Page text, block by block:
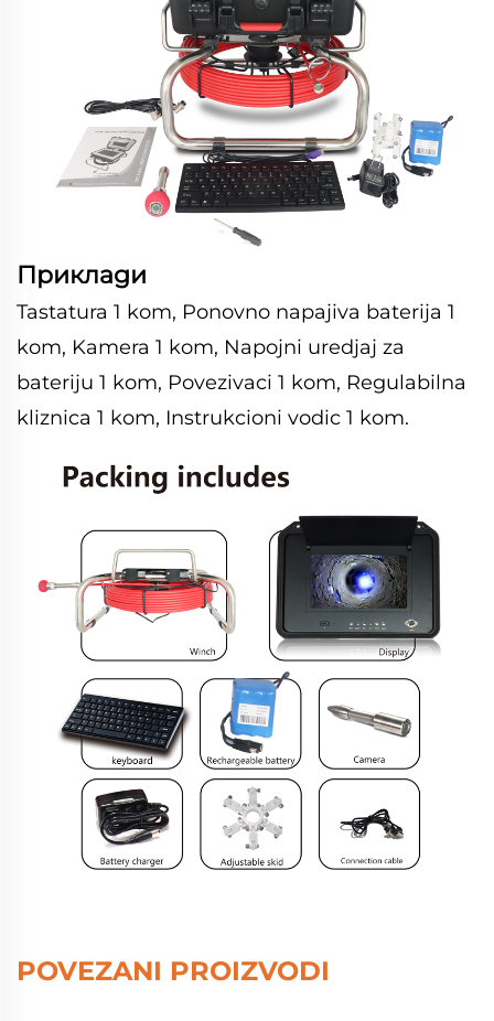
Приклади
Tastatura 1 kom, Ponovno napajiva baterija 1
kom, Kamera 1 kom, Napojni uredjaj za
bateriju 1 kom, Povezivaci 1 kom, Regulabilna
kliznica 1 kom, Instrukcioni vodic 1 kom.
POVEZANI PROIZVODI